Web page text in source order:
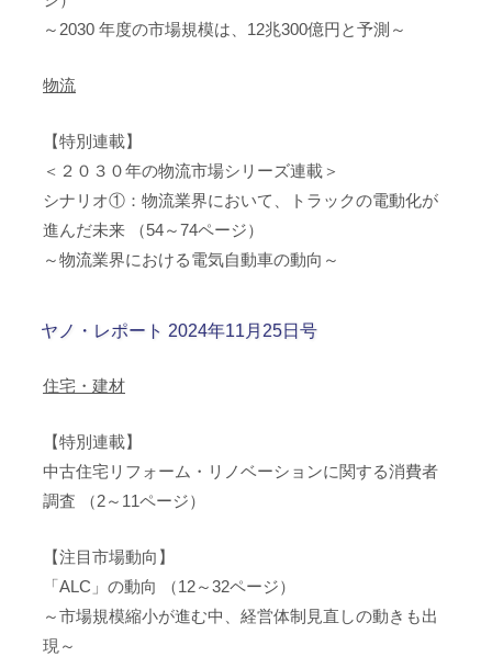
～2030 年度の市場規模は、12兆300億円と予測～
物流
【特別連載】
＜２０３０年の物流市場シリーズ連載＞
シナリオ①：物流業界において、トラックの電動化が
進んだ未来 （54～74ページ）
～物流業界における電気自動車の動向～
ヤノ・レポート 2024年11月25日号
住宅・建材
【特別連載】
中古住宅リフォーム・リノベーションに関する消費者
調査 （2～11ページ）
【注目市場動向】
「ALC」の動向 （12～32ページ）
～市場規模縮小が進む中、経営体制見直しの動きも出
現～